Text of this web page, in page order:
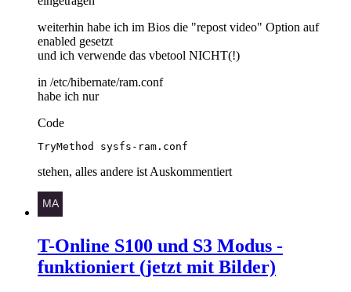
weiterhin habe ich im Bios die "repost video" Option auf
enabled gesetzt
und ich verwende das vbetool NICHT(!)
in /etc/hibernate/ram.conf
habe ich nur
Code
TryMethod sysfs-ram.conf
stehen, alles andere ist Auskommentiert
T-Online S100 und S3 Modus -
funktioniert (jetzt mit Bilder)